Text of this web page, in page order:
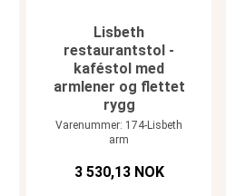
Lisbeth
restaurantstol -
kaféstol med
armlener og flettet
rygg
Varenummer: 174-Lisbeth
arm
3 530,13 NOK